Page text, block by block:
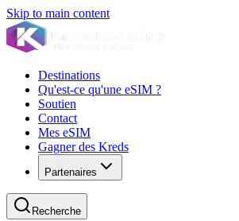
Skip to main content
Destinations
Qu'est-ce qu'une eSIM ?
Soutien
Contact
Mes eSIM
Gagner des Kreds
Partenaires
Recherche